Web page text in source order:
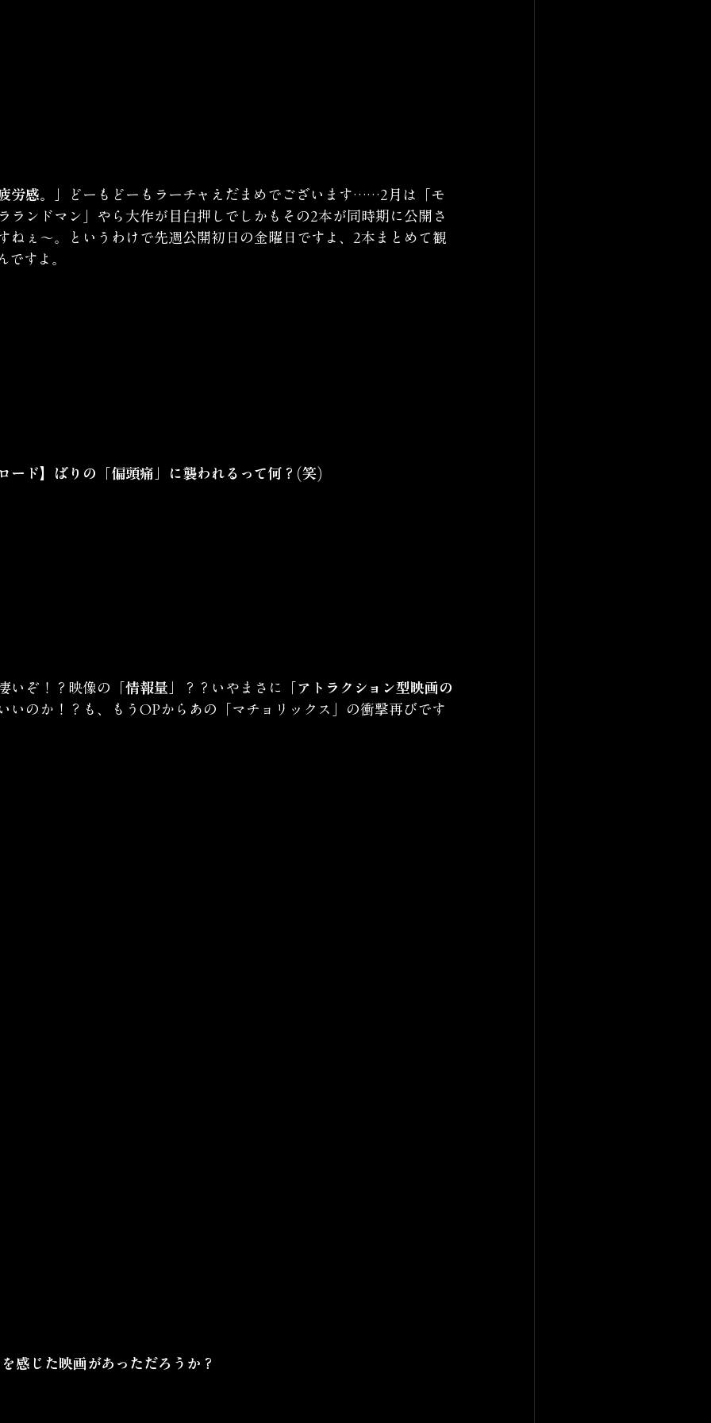
労感。」
どーもどーもラーチャえだまめでございます……2月は「モ
ランドマン」やら大作が目白押しでしかもその2本が同時期に公開さ
ねぇ〜。というわけで先週公開初日の金曜日ですよ、2本まとめて観
ですよ。
ード】ばりの「偏頭痛」に襲われるって何？(笑)
いぞ！？映像の 「情報量」 ？？いやまさに
「アトラクション型映画の
いのか！？も、もうOPからあの「マチョリックス」の衝撃再びです
感じた映画があっただろうか？